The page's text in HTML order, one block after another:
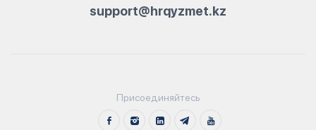
support@hrqyzmet.kz
Присоединяйтесь